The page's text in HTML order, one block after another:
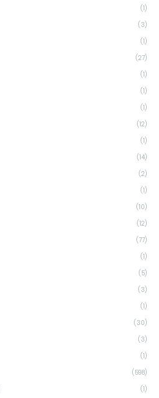
(1)
(3)
(1)
(27)
(1)
(1)
(1)
(12)
(1)
(14)
(2)
(1)
(10)
(12)
(77)
(1)
(5)
(3)
(1)
(30)
(3)
(1)
(598)
(1)